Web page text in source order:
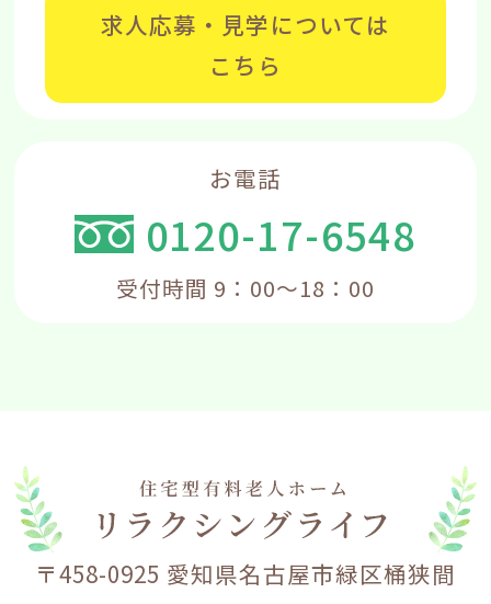
お電話
0120-17-6548
受付時間 9：00～18：00
求人応募・見学については
こちら
〒458-0925 愛知県名古屋市緑区桶狭間